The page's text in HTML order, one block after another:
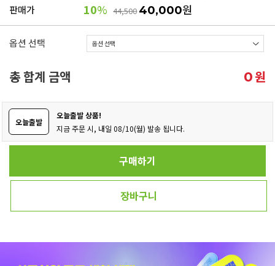
판매가 10% 44,50040,000원
옵션 선택
총 합계 금액 0원
오늘출발
오늘출발 상품!
지금 주문 시, 내일 08/10(월) 발송 됩니다.
구매하기
장바구니